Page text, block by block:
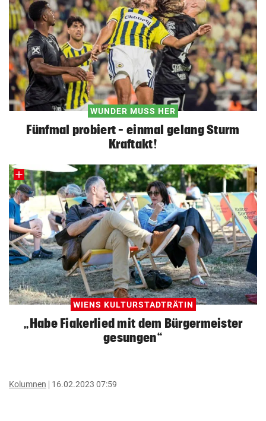
WUNDER MUSS HER
Fünfmal probiert – einmal gelang Sturm
Kraftakt!
WIENS KULTURSTADTRÄTIN
„Habe Fiakerlied mit dem Bürgermeister
gesungen“
Kolumnen 16.02.2023 07:59